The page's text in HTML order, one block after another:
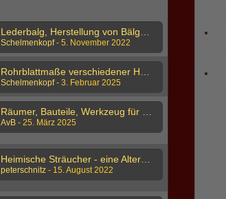
Schelmenkopf-5. November 2022
Schelmenkopf-3. Februar 2025
AvB -25. März 2025
peterschnitz - 15. August 2022